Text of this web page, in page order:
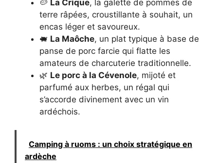
🥔 La Crique, la galette de pommes de
terre râpées, croustillante à souhait, un
encas léger et savoureux.
🐖 La Maôche, un plat typique à base de
panse de porc farcie qui flatte les
amateurs de charcuterie traditionnelle.
🌿 Le porc à la Cévenole, mijoté et
parfumé aux herbes, un régal qui
s’accorde divinement avec un vin
ardéchois.
Camping à ruoms : un choix stratégique en
ardèche